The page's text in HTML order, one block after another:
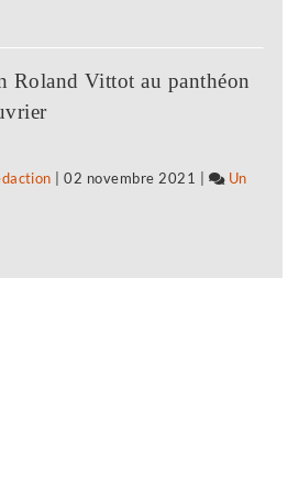
Roland Vittot au panthéon
|02 novembre 2021
Un